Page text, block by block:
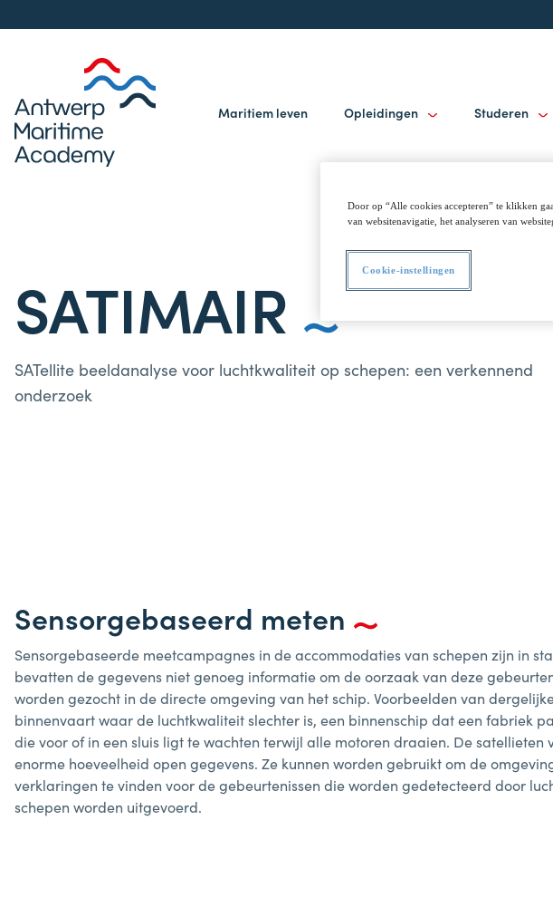
Maritiem leven Opleidingen Studeren
SATIMAIR
SATellite beeldanalyse voor luchtkwaliteit op schepen: een verkennend
onderzoek
Sensorgebaseerd meten
Sensorgebaseerde meetcampagnes in de accommodaties van schepen zijn in
bevatten de gegevens niet genoeg informatie om de oorzaak van deze
worden gezocht in de directe omgeving van het schip. Voorbeelden van
binnenvaart waar de luchtkwaliteit slechter is, een binnenschip dat een fabriek
die voor of in een sluis ligt te wachten terwijl alle motoren draaien. De
enorme hoeveelheid open gegevens. Ze kunnen worden gebruikt om de
verklaringen te vinden voor de gebeurtenissen die worden gedetecteerd door
schepen worden uitgevoerd.
Door op “Alle cookies accepteren” te klikken
van websitenavigatie, het analyseren van
Cookie-instellingen